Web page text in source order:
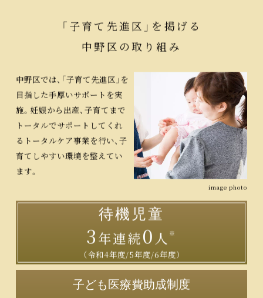
「子育て先進区」を掲げる
中野区の取り組み
中野区では、「子育て先進区」を
目指した手厚いサポートを実
施。妊娠から出産、子育てまで
トータルでサポートしてくれ
るトータルケア事業を行い、子
育てしやすい環境を整えてい
ます。
image photo
待機児童
3年連続0 人 ※
（令和4年度/5年度/6年度）
子ども医療費助成制度